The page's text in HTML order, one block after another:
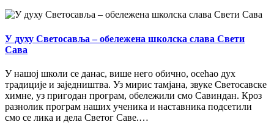
У духу Светосавља – обележена школска слава Свети
Сава
У нашој школи се данас, више него обично, осећао дух
традиције и заједништва. Уз мирис тамјана, звуке Светосавске
химне, уз пригодан програм, обележили смо Савиндан. Кроз
разнолик програм наших ученика и наставника подсетили
смо се лика и дела Светог Саве.…